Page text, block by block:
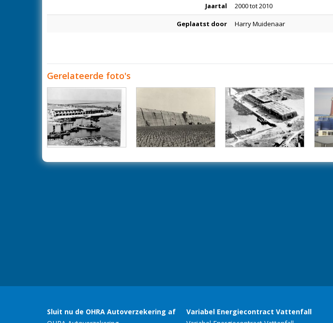
Jaartal 2000 tot 2010
Geplaatst door Harry Muidenaar
Gerelateerde foto's